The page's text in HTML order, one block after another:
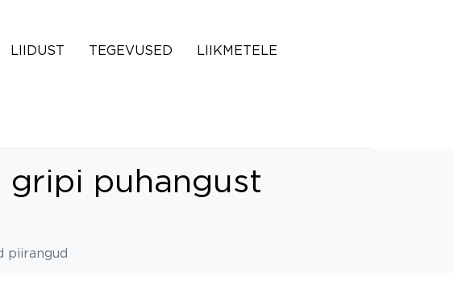
LIIDUST TEGEVUSED LIIKMETELE
puhangust
piirangud